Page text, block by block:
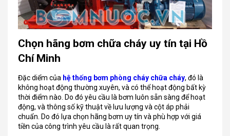
Chọn hãng bơm chữa cháy uy tín tại Hồ
Chí Minh
Đặc diểm của hệ thống bơm phòng cháy chữa cháy, đó là
không hoạt động thường xuyên, và có thể hoạt động bất kỳ
thời điểm nào. Do đó yêu cầu là bơm luôn sẵn sàng để hoạt
động, và thông số kỹ thuật về lưu lượng và cột áp phải
chuẩn. Do đó lựa chọn hãng bơm uy tín và phù hợp với giá
tiền của công trình yêu cầu là rất quan trọng.